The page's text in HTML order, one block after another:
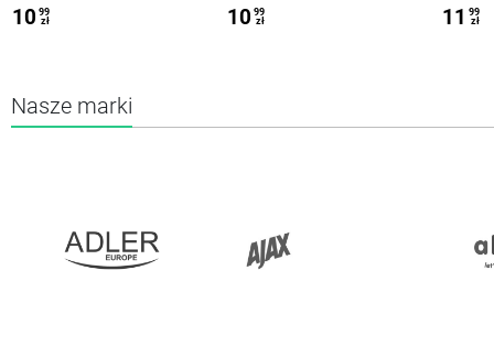
10 99
zł
10 99
zł
11 99
zł
Nasze marki